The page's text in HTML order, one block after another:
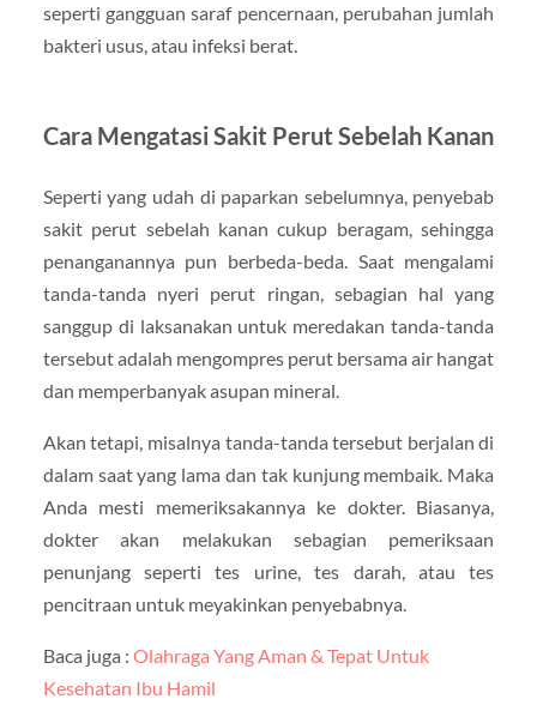
seperti gangguan saraf pencernaan, perubahan jumlah
bakteri usus, atau infeksi berat.
Cara Mengatasi Sakit Perut Sebelah Kanan
Seperti yang udah di paparkan sebelumnya, penyebab
sakit perut sebelah kanan cukup beragam, sehingga
penanganannya pun berbeda-beda. Saat mengalami
tanda-tanda nyeri perut ringan, sebagian hal yang
sanggup di laksanakan untuk meredakan tanda-tanda
tersebut adalah mengompres perut bersama air hangat
dan memperbanyak asupan mineral.
Akan tetapi, misalnya tanda-tanda tersebut berjalan di
dalam saat yang lama dan tak kunjung membaik. Maka
Anda mesti memeriksakannya ke dokter. Biasanya,
dokter akan melakukan sebagian pemeriksaan
penunjang seperti tes urine, tes darah, atau tes
pencitraan untuk meyakinkan penyebabnya.
Baca juga : Olahraga Yang Aman & Tepat Untuk
Kesehatan Ibu Hamil